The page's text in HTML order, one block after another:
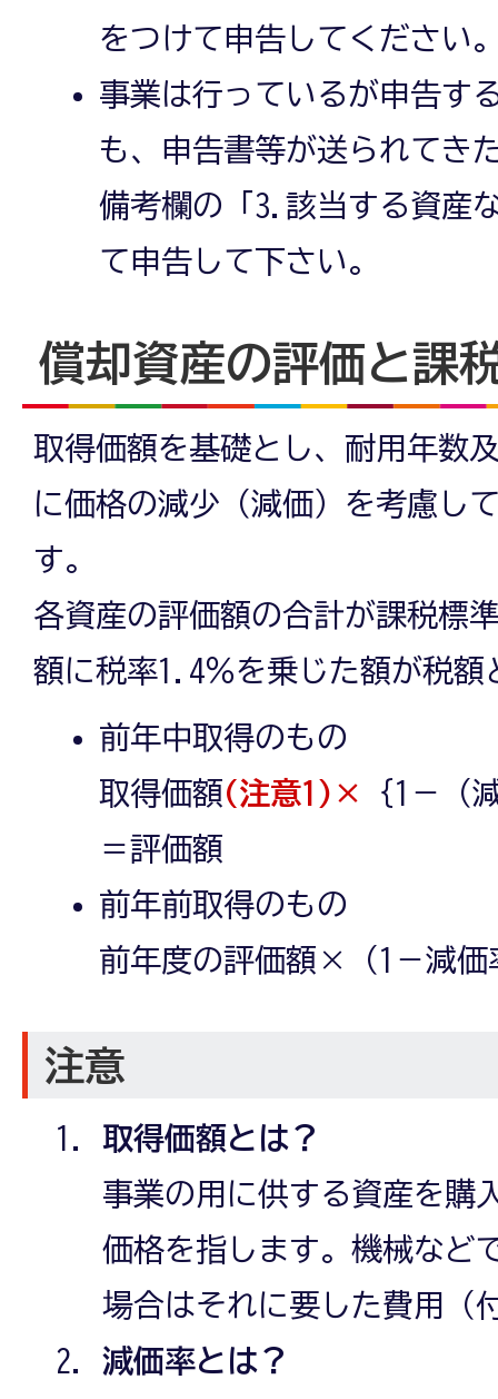
をつけて申告してください
事業は行っているが申告す
も、申告書等が送られてき
備考欄の「3.該当する資産
て申告して下さい。
償却資産の評価と課
取得価額を基礎とし、耐用年数
に価格の減少（減価）を考慮し
す。
各資産の評価額の合計が課税標
額に税率1.4％を乗じた額が税額
前年中取得のもの
取得価額(注意1)×
｛1－（
＝評価額
前年前取得のもの
前年度の評価額×（1－減価
注意
取得価額とは？
事業の用に供する資産を購
価格を指します。機械など
場合はそれに要した費用（
減価率とは？